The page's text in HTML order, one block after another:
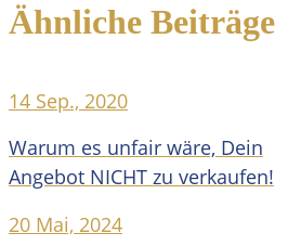
Ähnliche Beiträge
14 Sep., 2020
Warum es unfair wäre, Dein
Angebot NICHT zu verkaufen!
20 Mai, 2024